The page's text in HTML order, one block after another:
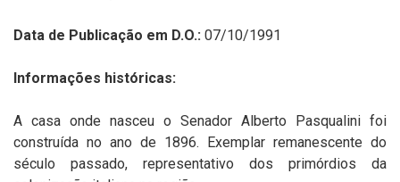
Data de Publicação em D.O.: 07/10/1991
Informações históricas:
A casa onde nasceu o Senador Alberto Pasqualini foi
construída no ano de 1896. Exemplar remanescente do
século passado, representativo dos primórdios da